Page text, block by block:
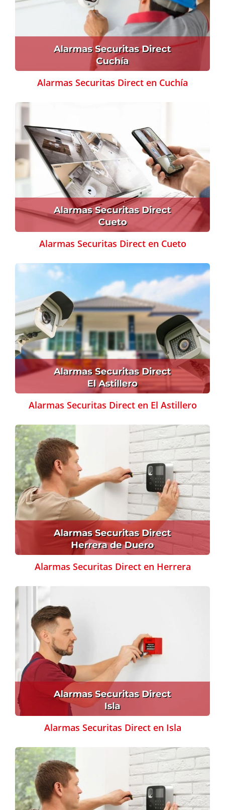
Alarmas Securitas Direct en Cuchía
Alarmas Securitas Direct en Cueto
Alarmas Securitas Direct en El Astillero
Alarmas Securitas Direct en Herrera
Alarmas Securitas Direct en Isla